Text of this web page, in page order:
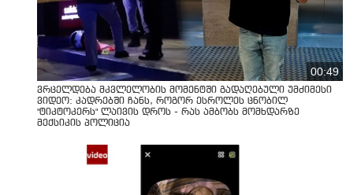
00:49
ვრცელდება მკვლელობის მომენტში გადაღებული უმძიმესი
ვიდეო: კადრებში ჩანს, როგორ ესროლეს ცნობილ
"ტიკტოკერს" ლაივის დროს - რას ამბობს მომხდარზე
მექსიკის პოლიცია